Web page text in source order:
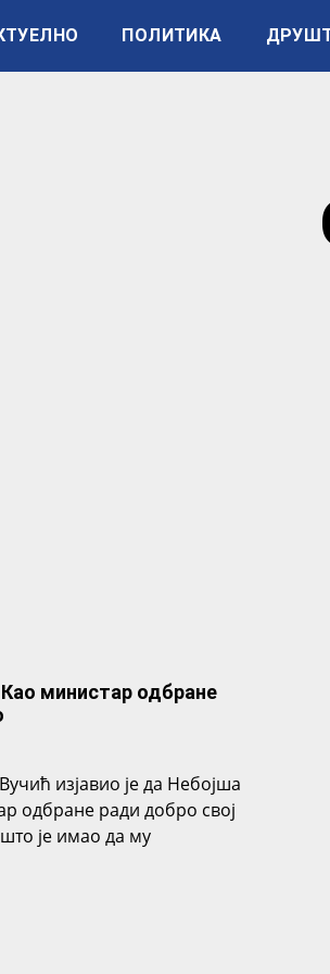
ПОЛИТИКА
министар одбране
изјавио је да Небојша
одбране ради добро свој
је имао да му